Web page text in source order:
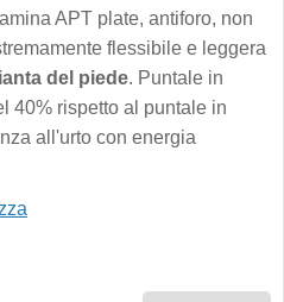
APT plate, antiforo, non
flessibile e leggera
del piede. Puntale in
40% rispetto al puntale in
all'urto con energia